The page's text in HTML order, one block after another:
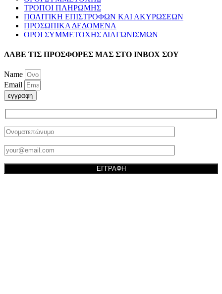
ΤΡΟΠΟΙ ΠΛΗΡΩΜΗΣ
ΠΟΛΙΤΙΚΗ ΕΠΙΣΤΡΟΦΩΝ ΚΑΙ ΑΚΥΡΩΣΕΩΝ
ΠΡΟΣΩΠΙΚΑ ΔΕΔΟΜΕΝΑ
ΟΡΟΙ ΣΥΜΜΕΤΟΧΗΣ ΔΙΑΓΩΝΙΣΜΩΝ
ΛΑΒΕ ΤΙΣ ΠΡΟΣΦΟΡΕΣ ΜΑΣ ΣΤΟ ΙΝΒΟΧ ΣΟΥ
Name
Email
εγγραφη